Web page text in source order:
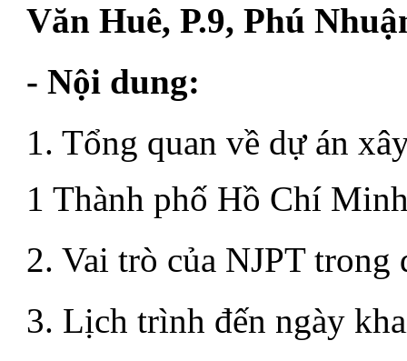
Văn Huê, P.9, Phú
- Nội dung:
1. Tổng quan về dự án
1 Thành phố Hồ Chí
2. Vai trò của NJPT trong
3. Lịch trình đến ngày